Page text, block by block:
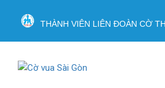
THÀNH VIÊN LIÊN ĐOÀN CỜ